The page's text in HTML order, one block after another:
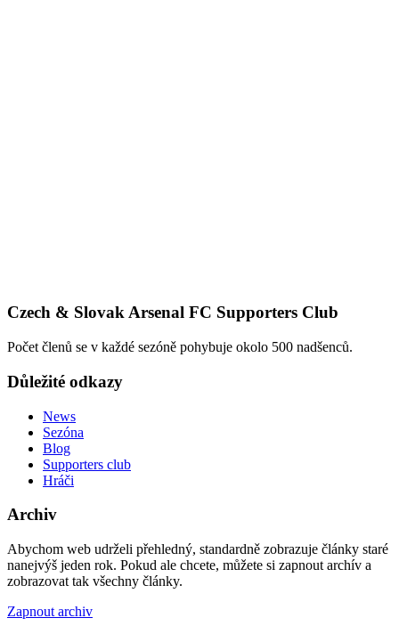
Czech & Slovak Arsenal FC Supporters Club
Počet členů se v každé sezóně pohybuje okolo 500 nadšenců.
Důležité odkazy
News
Sezóna
Blog
Supporters club
Hráči
Archiv
Abychom web udrželi přehledný, standardně zobrazuje články staré
nanejvýš jeden rok. Pokud ale chcete, můžete si zapnout archív a
zobrazovat tak všechny články.
Zapnout archiv